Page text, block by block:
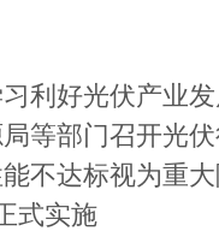
利好光伏产业
等部门召开光
不达标视为重
式实施